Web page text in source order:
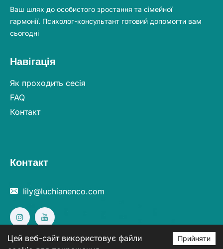
Ваш шлях до особистого зростання та сімейної
гармонії. Психолог-консультант готовий допомогти вам
сьогодні
Навігація
Як проходить сесія
FAQ
Контакт
Контакт
lily@luchianenco.com
Цей веб-сайт використовує файли
Прийняти